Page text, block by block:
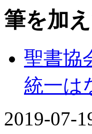
筆を加
聖書協
統一は
2019-07-